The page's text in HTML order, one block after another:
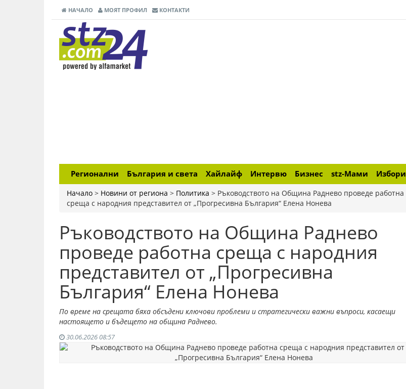
НАЧАЛО МОЯТ ПРОФИЛ КОНТАКТИ
Регионални България и света Хайлайф Интервю Бизнес stz-Мами Избори
Начало > Новини от региона > Политика > Ръководството на Община Раднево проведе работна
среща с народния представител от „Прогресивна България“ Елена Нонева
Ръководството на Община Раднево
проведе работна среща с народния
представител от „Прогресивна
България“ Елена Нонева
По време на срещата бяха обсъдени ключови проблеми и стратегически важни въпроси, касаещи
настоящето и бъдещето на община Раднево.
30.06.2026 08:57